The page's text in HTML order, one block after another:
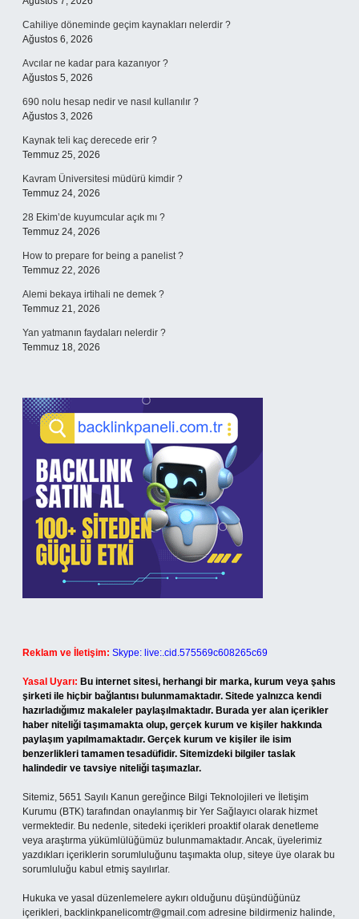
Cahiliye döneminde geçim kaynakları nelerdir ?
Ağustos 6, 2026
Avcılar ne kadar para kazanıyor ?
Ağustos 5, 2026
690 nolu hesap nedir ve nasıl kullanılır ?
Ağustos 3, 2026
Kaynak teli kaç derecede erir ?
Temmuz 25, 2026
Kavram Üniversitesi müdürü kimdir ?
Temmuz 24, 2026
28 Ekim’de kuyumcular açık mı ?
Temmuz 24, 2026
How to prepare for being a panelist ?
Temmuz 22, 2026
Alemi bekaya irtihali ne demek ?
Temmuz 21, 2026
Yan yatmanın faydaları nelerdir ?
Temmuz 18, 2026
Reklam ve İletişim: Skype: live:.cid.575569c608265c69
Yasal Uyarı: Bu internet sitesi, herhangi bir marka, kurum veya şahıs
şirketi ile hiçbir bağlantısı bulunmamaktadır. Sitede yalnızca kendi
hazırladığımız makaleler paylaşılmaktadır. Burada yer alan içerikler
haber niteliği taşımamakta olup, gerçek kurum ve kişiler hakkında
paylaşım yapılmamaktadır. Gerçek kurum ve kişiler ile isim
benzerlikleri tamamen tesadüfidir. Sitemizdeki bilgiler taslak
halindedir ve tavsiye niteliği taşımazlar.
Sitemiz, 5651 Sayılı Kanun gereğince Bilgi Teknolojileri ve İletişim
Kurumu (BTK) tarafından onaylanmış bir Yer Sağlayıcı olarak hizmet
vermektedir. Bu nedenle, sitedeki içerikleri proaktif olarak denetleme
veya araştırma yükümlülüğümüz bulunmamaktadır. Ancak, üyelerimiz
yazdıkları içeriklerin sorumluluğunu taşımakta olup, siteye üye olarak bu
sorumluluğu kabul etmiş sayılırlar.
Hukuka ve yasal düzenlemelere aykırı olduğunu düşündüğünüz
içerikleri, backlinkpanelicomtr@gmail.com adresine bildirmeniz halinde,